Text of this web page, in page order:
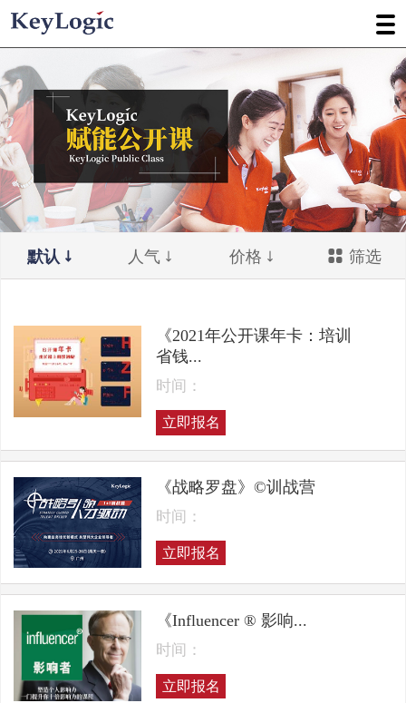
默认 人气 价格 筛选
《2021年公开课年卡：培训
省钱...
时间：
立即报名
《战略罗盘》©训战营
时间：
立即报名
《Influencer ® 影响...
时间：
立即报名